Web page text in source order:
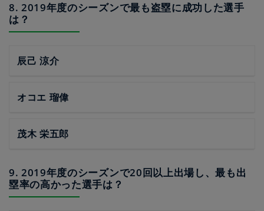
8. 2019年度のシーズンで最も盗塁に成功した選手
は？
辰己 涼介
オコエ 瑠偉
茂木 栄五郎
9. 2019年度のシーズンで20回以上出場し、最も出
塁率の高かった選手は？